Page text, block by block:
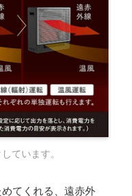
ています。
てくれる、遠赤外